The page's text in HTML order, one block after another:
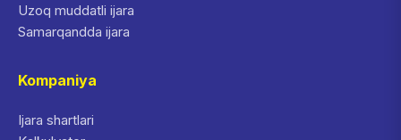
Uzoq muddatli ijara
Samarqandda ijara
Kompaniya
Ijara shartlari